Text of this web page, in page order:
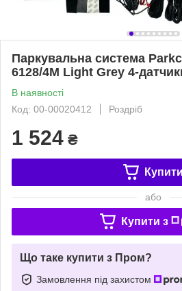
Паркувальна система
6128/4M Light Grey 4-
В наявності
Код: 00-00020412
Роздріб
1 524 ₴
Купити
або
Купити з
Що таке купити з Пром?
Замовлення під захистом